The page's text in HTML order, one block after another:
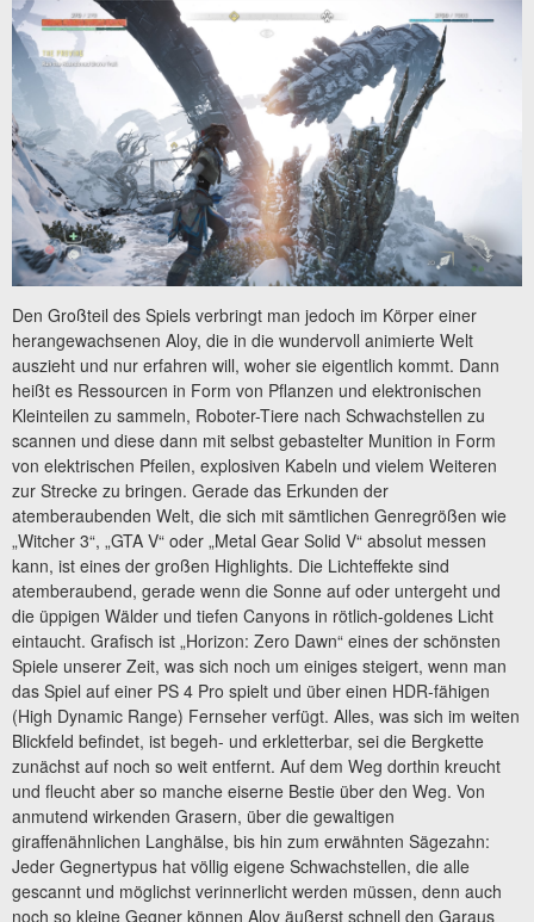
Den Großteil des Spiels verbringt man jedoch im Körper einer
herangewachsenen Aloy, die in die wundervoll animierte Welt
auszieht und nur erfahren will, woher sie eigentlich kommt. Dann
heißt es Ressourcen in Form von Pflanzen und elektronischen
Kleinteilen zu sammeln, Roboter-Tiere nach Schwachstellen zu
scannen und diese dann mit selbst gebastelter Munition in Form
von elektrischen Pfeilen, explosiven Kabeln und vielem Weiteren
zur Strecke zu bringen. Gerade das Erkunden der
atemberaubenden Welt, die sich mit sämtlichen Genregrößen wie
„Witcher 3“, „GTA V“ oder „Metal Gear Solid V“ absolut messen
kann, ist eines der großen Highlights. Die Lichteffekte sind
atemberaubend, gerade wenn die Sonne auf oder untergeht und
die üppigen Wälder und tiefen Canyons in rötlich-goldenes Licht
eintaucht. Grafisch ist „Horizon: Zero Dawn“ eines der schönsten
Spiele unserer Zeit, was sich noch um einiges steigert, wenn man
das Spiel auf einer PS 4 Pro spielt und über einen HDR-fähigen
(High Dynamic Range) Fernseher verfügt. Alles, was sich im weiten
Blickfeld befindet, ist begeh- und erkletterbar, sei die Bergkette
zunächst auf noch so weit entfernt. Auf dem Weg dorthin kreucht
und fleucht aber so manche eiserne Bestie über den Weg. Von
anmutend wirkenden Grasern, über die gewaltigen
giraffenähnlichen Langhälse, bis hin zum erwähnten Sägezahn:
Jeder Gegnertypus hat völlig eigene Schwachstellen, die alle
gescannt und möglichst verinnerlicht werden müssen, denn auch
noch so kleine Gegner können Aloy äußerst schnell den Garaus